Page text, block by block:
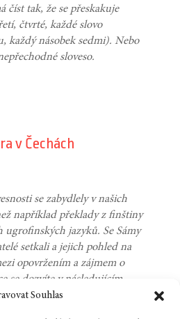
Souhlas
číst tak, že se přeskakuje
čtvrté, každé slovo
každý násobek sedmi). Nebo
sloveso.
v Čechách
se zabydlely v našich
například překlady z finštiny
ugrofinských jazyků. Se Sámy
setkali a jejich pohled na
opovržením a zájmem o
se dozvíte v následujícím
přehled již téměř